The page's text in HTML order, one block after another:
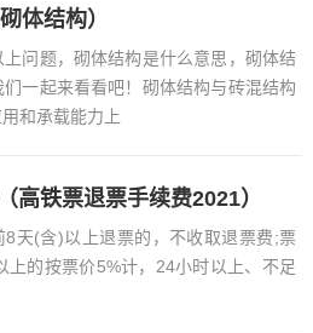
体结构）
问题，砌体结构是什么意思，砌体结
一起来看看吧！砌体结构与砖混结构
和承载能力上
高铁票退票手续费2021）
天(含)以上退票的，不收取退票费;票
上的按票价5%计，24小时以上、不足